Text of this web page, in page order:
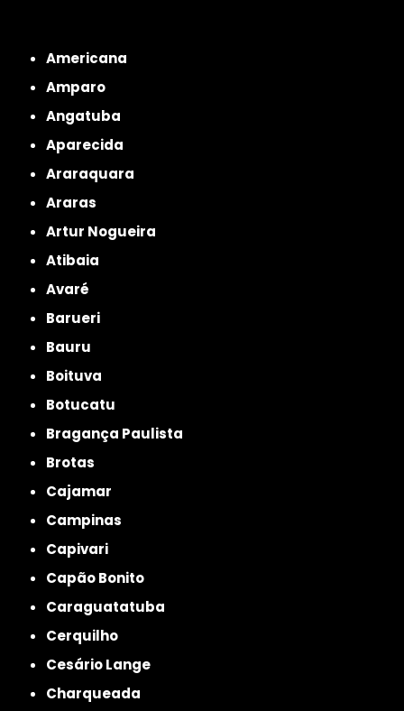
Americana
Amparo
Angatuba
Aparecida
Araraquara
Araras
Artur Nogueira
Atibaia
Avaré
Barueri
Bauru
Boituva
Botucatu
Bragança Paulista
Brotas
Cajamar
Campinas
Capivari
Capão Bonito
Caraguatatuba
Cerquilho
Cesário Lange
Charqueada